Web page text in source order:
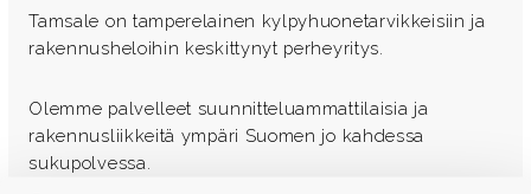
Tamsale on tamperelainen kylpyhuonetarvikkeisiin ja
rakennusheloihin keskittynyt perheyritys.
Olemme palvelleet suunnitteluammattilaisia ja
rakennusliikkeitä ympäri Suomen jo kahdessa
sukupolvessa.